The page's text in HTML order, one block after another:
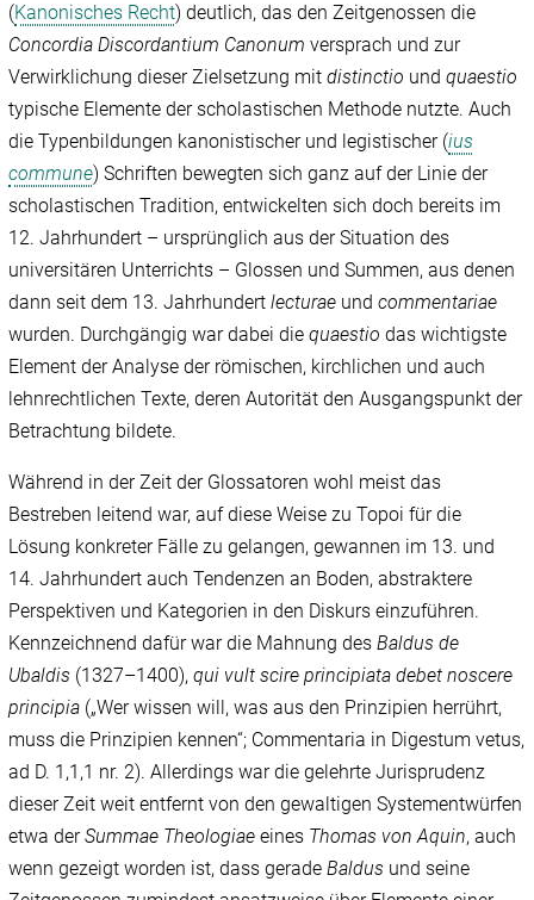
(Kanonisches Recht) deutlich, das den Zeitgenossen die
Concordia Discordantium Canonum versprach und zur
Verwirklichung dieser Zielsetzung mitdistinctio undquaestio
typische Elemente der scholastischen Methode nutzte. Auch
die Typenbildungen kanonistischer und legistischer (ius
commune) Schriften bewegten sich ganz auf der Linie der
scholastischen Tradition, entwickelten sich doch bereits im
12. Jahrhundert – ursprünglich aus der Situation des
universitären Unterrichts – Glossen und Summen, aus denen
dann seit dem 13. Jahrhundertlecturae undcommentariae
wurden. Durchgängig war dabei diequaestio das wichtigste
Element der Analyse der römischen, kirchlichen und auch
lehnrechtlichen Texte, deren Autorität den Ausgangspunkt der
Betrachtung bildete.
Während in der Zeit der Glossatoren wohl meist das
Bestreben leitend war, auf diese Weise zu Topoi für die
Lösung konkreter Fälle zu gelangen, gewannen im 13. und
14. Jahrhundert auch Tendenzen an Boden, abstraktere
Perspektiven und Kategorien in den Diskurs einzuführen.
Kennzeichnend dafür war die Mahnung desBaldus de
Ubaldis (1327–1400),qui vult scire principiata debet noscere
principia („Wer wissen will, was aus den Prinzipien herrührt,
muss die Prinzipien kennen“; Commentaria in Digestum vetus,
ad D. 1,1,1 nr. 2). Allerdings war die gelehrte Jurisprudenz
dieser Zeit weit entfernt von den gewaltigen Systementwürfen
etwa derSummae Theologiaeeines Thomas von Aquin, auch
wenn gezeigt worden ist, dass geradeBaldus und seine